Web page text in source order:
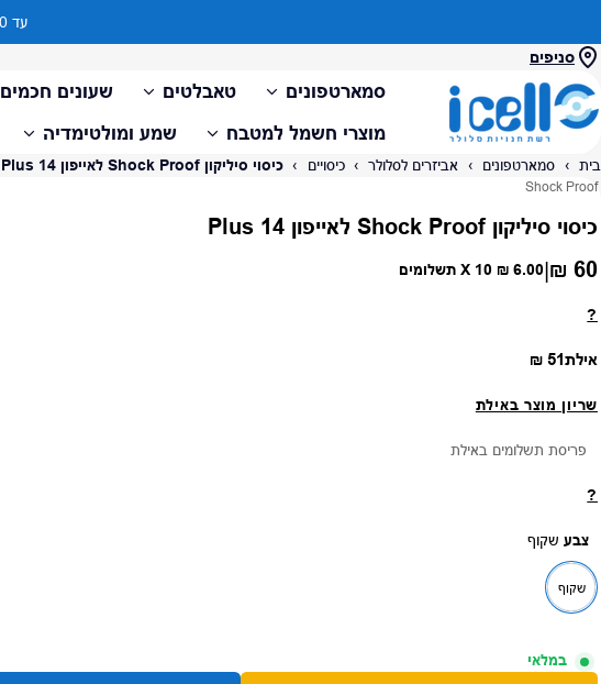
סניפים
סמארטפונים טאבלטים שעונים חכמים
מוצרי חשמל למטבח
שמע ומולטימדיה
בית › סמארטפונים › אביזרים לסלולר › כיסויים › כיסוי סיליקון Shock Proof לאייפון 14 Plus
ספק:
Shock Proof
כיסוי סיליקון Shock Proof לאייפון 14 Plus
מחיר רגיל
60 ₪
|
6.00 ₪ X 10 תשלומים
?
אילתמחיר רגיל
51 ₪
שריון מוצר באילת
פריסת תשלומים באילת
?
צבע שקוף
שקוף
במלאי